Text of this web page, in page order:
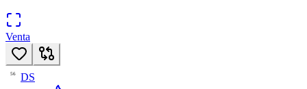
Venta
56
DS